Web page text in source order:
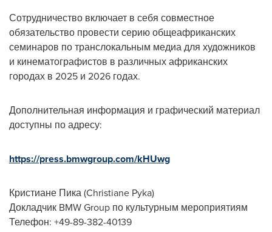
Сотрудничество включает в себя совместное
обязательство провести серию общеафриканских
семинаров по транслокальным медиа для художников
и кинематографистов в различных африканских
городах в 2025 и 2026 годах.
Дополнительная информация и графический материал
доступны по адресу:
https://press.bmwgroup.com/kHUwg
Кристиане Пика (Christiane Pyka)
Докладчик BMW Group по культурным мероприятиям
Телефон: +49-89-382-40139